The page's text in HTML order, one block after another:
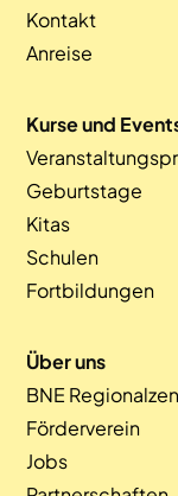
Kontakt
Anreise
Kurse und
Geburtstage
Kitas
Schulen
Fortbildungen
Über uns
BNE
Förderverein
Jobs